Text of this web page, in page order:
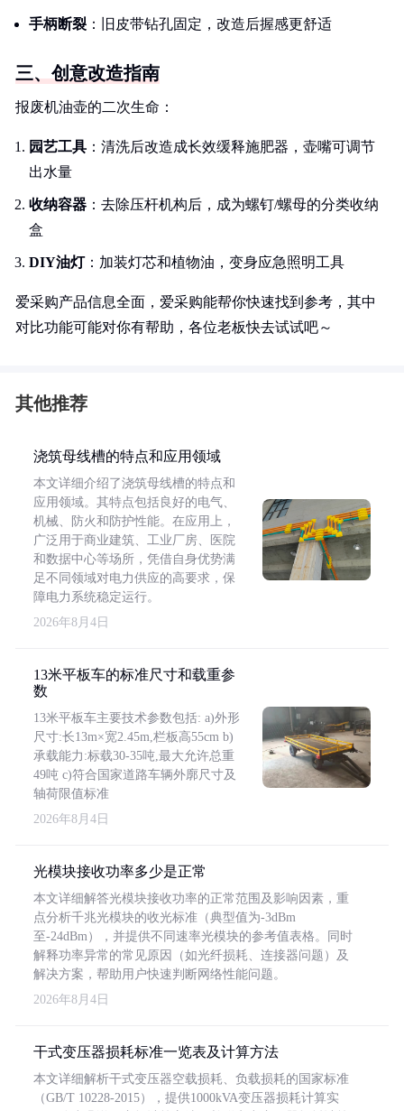
手柄断裂 ：旧皮带钻孔固定，改造后握感更舒适
三、创意改造指南
报废机油壶的二次生命：
园艺工具 ：清洗后改造成长效缓释施肥器，壶嘴可调节
出水量
收纳容器 ：去除压杆机构后，成为螺钉/螺母的分类收纳
盒
DIY油灯：加装灯芯和植物油，变身应急照明工具
爱采购产品信息全面，爱采购能帮你快速找到参考，其中
对比功能可能对你有帮助，各位老板快去试试吧～
其他推荐
浇筑母线槽的特点和应用领域
本文详细介绍了浇筑母线槽的特点和
应用领域。其特点包括良好的电气、
机械、防火和防护性能。在应用上，
广泛用于商业建筑、工业厂房、医院
和数据中心等场所，凭借自身优势满
足不同领域对电力供应的高要求，保
障电力系统稳定运行。
2026年8月4日
13米平板车的标准尺寸和载重参
数
13米平板车主要技术参数包括: a)外形
尺寸:长13m×宽2.45m,栏板高55cm b)
承载能力:标载30-35吨,最大允许总重
49吨 c)符合国家道路车辆外廓尺寸及
轴荷限值标准
2026年8月4日
光模块接收功率多少是正常
本文详细解答光模块接收功率的正常范围及影响因素，重
点分析千兆光模块的收光标准（典型值为-3dBm
至-24dBm），并提供不同速率光模块的参考值表格。同时
解释功率异常的常见原因（如光纤损耗、连接器问题）及
解决方案，帮助用户快速判断网络性能问题。
2026年8月4日
干式变压器损耗标准一览表及计算方法
本文详细解析干式变压器空载损耗、负载损耗的国家标准
（GB/T 10228-2015），提供1000kVA变压器损耗计算实